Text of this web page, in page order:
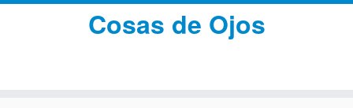
Cosas de Ojos